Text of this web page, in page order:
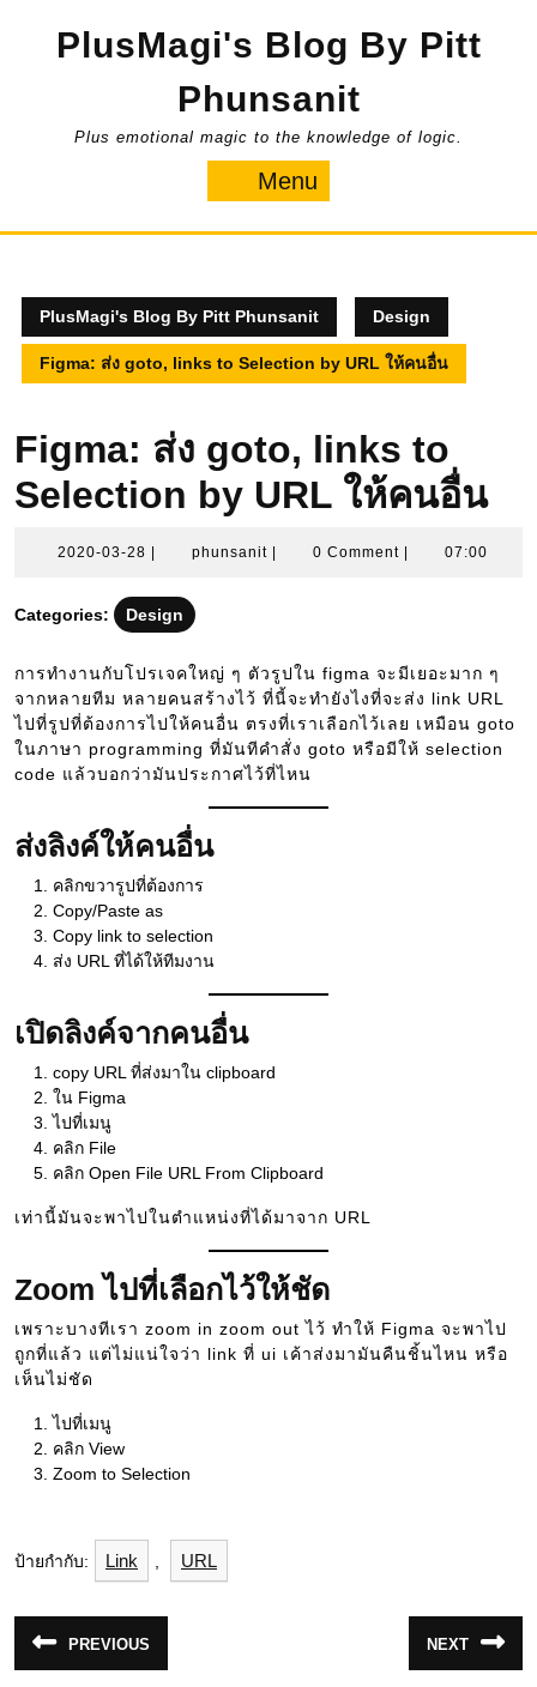
PlusMagi's Blog By Pitt
Phunsanit
Plus emotional magic to the knowledge of logic.
Menu
PlusMagi's Blog By Pitt Phunsanit Design
Figma: ส่ง goto, links to Selection by URL ให้คนอื่น
Figma: ส่ง goto, links to
Selection by URL ให้คนอื่น
2020-03-28 2020-phunsanit phunsanit0 Comment 07:00
Categories: Design
การทำงานกับโปรเจคใหญ่ ๆ ตัวรูปใน figma จะมีเยอะมาก ๆ
จากหลายทีม หลายคนสร้างไว้ ที่นี้จะทำยังไงที่จะส่ง link URL
ไปที่รูปที่ต้องการไปให้คนอื่น ตรงที่เราเลือกไว้เลย เหมือน goto
ในภาษา programming ที่มันทีคำสั่ง goto หรือมีให้ selection
code แล้วบอกว่ามันประกาศไว้ที่ไหน
ส่งลิงค์ให้คนอื่น
คลิกขวารูปที่ต้องการ
Copy/Paste as
Copy link to selection
ส่ง URL ที่ได้ให้ทีมงาน
เปิดลิงค์จากคนอื่น
copy URL ที่ส่งมาใน clipboard
ใน Figma
ไปที่เมนู
คลิก File
คลิก Open File URL From Clipboard
เท่านี้มันจะพาไปในตำแหน่งที่ได้มาจาก URL
Zoom ไปที่เลือกไว้ให้ชัด
เพราะบางทีเรา zoom in zoom out ไว้ ทำให้ Figma จะพาไป
ถูกที่แล้ว แต่ไม่แน่ใจว่า link ที่ ui เค้าส่งมามันคืนชิ้นไหน หรือ
เห็นไม่ชัด
ไปที่เมนู
คลิก View
Zoom to Selection
ป้ายกำกับ: Link URL
แนะแนว
เรื่อง
PREVIOUS
post:
NEXT
post: